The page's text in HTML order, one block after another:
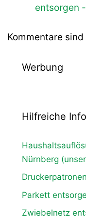
entsorgen
Kommentare
Werbung
Hilfreiche
Nürnberg
Parkett
Zwiebelnetz